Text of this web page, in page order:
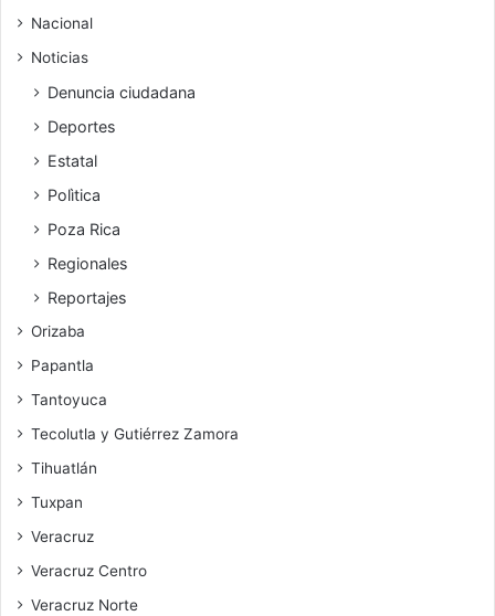
Nacional
Noticias
Denuncia ciudadana
Deportes
Estatal
Polìtica
Poza Rica
Regionales
Reportajes
Orizaba
Papantla
Tantoyuca
Tecolutla y Gutiérrez Zamora
Tihuatlán
Tuxpan
Veracruz
Veracruz Centro
Veracruz Norte